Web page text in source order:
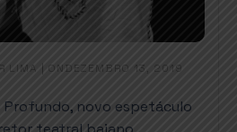
LIMA ONDEZEMBRO 13, 2019
Profundo, novo espetáculo